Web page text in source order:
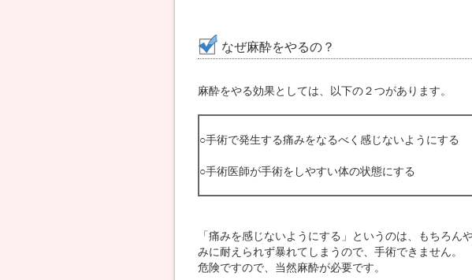
なぜ麻酔をやるの？
麻酔をやる効果としては、以下の２つがあります。
○手術で発生する痛みをなるべく感じないようにする
○手術医師が手術をしやすい体の状態にする
「痛みを感じないようにする」というのは、もちろ
みに耐えられず暴れてしまうので、手術できません。
危険ですので、当然麻酔が必要です。